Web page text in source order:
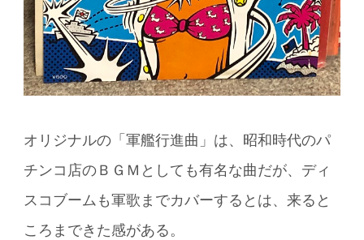
オリジナルの「軍艦行進曲」は、昭和時代のパ
チンコ店のＢＧＭとしても有名な曲だが、ディ
スコブームも軍歌までカバーするとは、来ると
ころまできた感がある。